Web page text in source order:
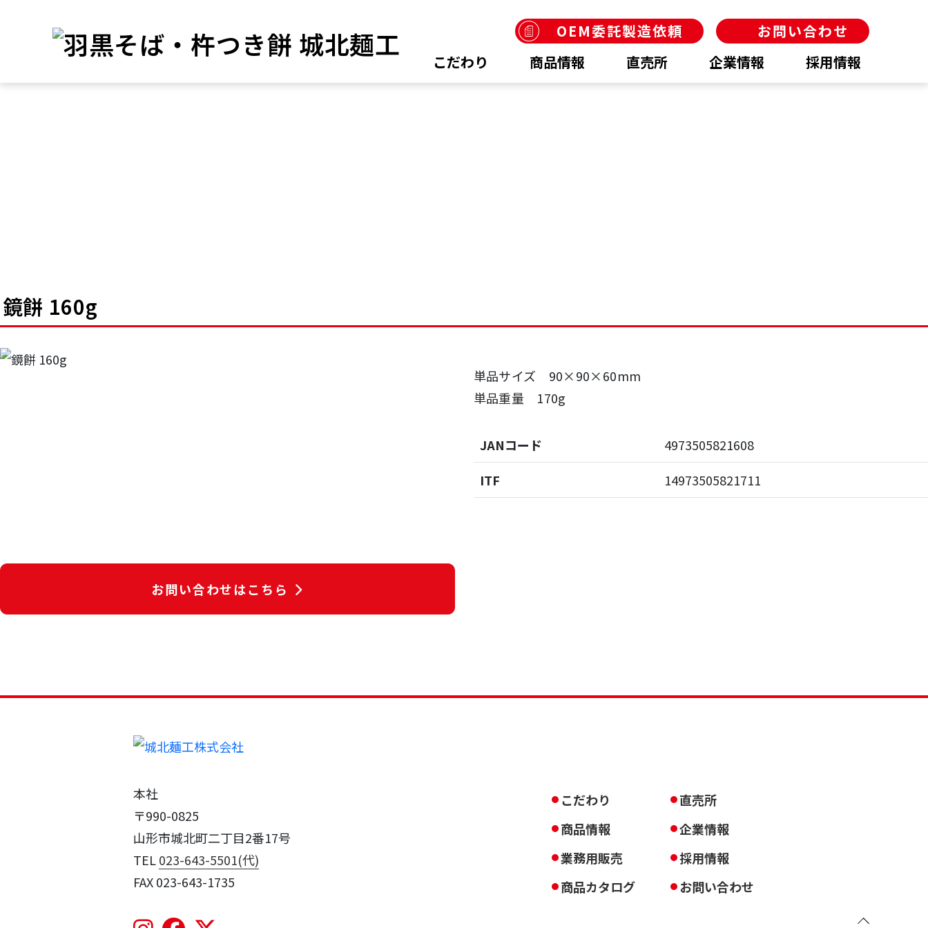
こだわり 商品情報 直売所 企業情報 採用情報
OEM委託製造依頼 お問い合わせ
鏡餅 160g
単品サイズ 90×90×60mm
単品重量 170g
JANコード
4973505821608
ITF
14973505821711
お問い合わせはこちら
本社
〒990-0825
山形市城北町二丁目2番17号
TEL023-643-5501(代)
FAX 023-643-1735
こだわり
商品情報
業務用販売
商品カタログ
直売所
企業情報
採用情報
お問い合わせ